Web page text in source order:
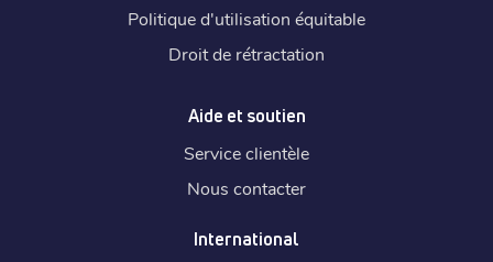
Politique d'utilisation équitable
Droit de rétractation
Aide et soutien
Service clientèle
Nous contacter
International